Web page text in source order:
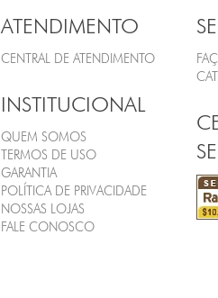
ATENDIMENTO
CENTRAL DE ATENDIMENTO
INSTITUCIONAL
QUEM SOMOS
TERMOS DE USO
GARANTIA
POLÍTICA DE PRIVACIDADE
NOSSAS LOJAS
FALE CONOSCO